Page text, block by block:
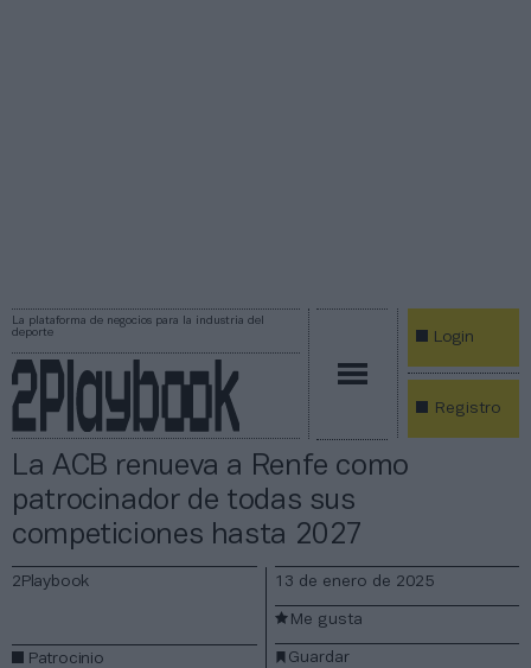
La plataforma de negocios para la industria del
deporte
Login
Registro
La ACB renueva a Renfe como
patrocinador de todas sus
competiciones hasta 2027
2Playbook
Patrocinio
13 de enero de 2025
Guardar
Me gusta